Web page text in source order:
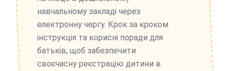
навчальному закладі через
електронну чергу. Крок за кроком
інструкція та корисні поради для
батьків, щоб забезпечити
своєчасну реєстрацію дитини в